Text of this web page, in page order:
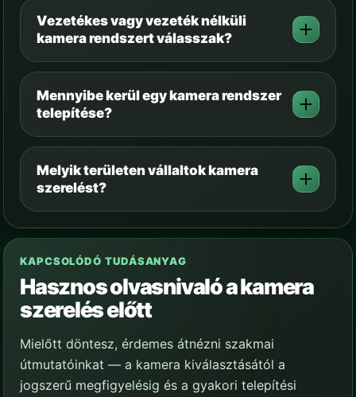
Vezetékes vagy vezeték nélküli
kamera rendszert válasszak?
Mennyibe kerül egy kamera rendszer
telepítése?
Melyik területen vállaltok kamera
szerelést?
KAPCSOLÓDÓ TUDÁSANYAG
Hasznos olvasnivaló a kamera
szerelés előtt
Mielőtt döntesz, érdemes átnézni szakmai
útmutatóinkat — a kamera kiválasztásától a
jogszerű megfigyelésig és a gyakori telepítési